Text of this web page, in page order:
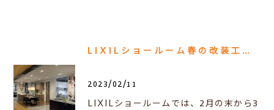
LIXILショールーム春の改装工事スケジュール
2023/02/11
LIXILショールームでは、2月の末から3